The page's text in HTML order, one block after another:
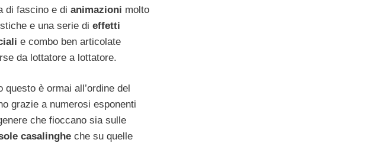
di fascino e di animazioni molto
e una serie di effetti
e combo ben articolate
da lottatore a lottatore.
questo è ormai all’ordine del
grazie a numerosi esponenti
che fioccano sia sulle
casalingheche su quelle